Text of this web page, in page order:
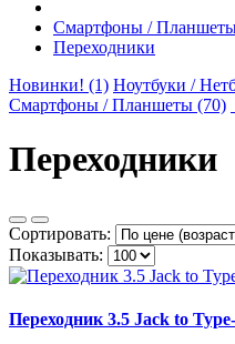
Смартфоны /
Переходники
Новинки! (1) Ноутбуки /
Смартфоны / Планшеты (70)
Переходники
Сортировать:
Показывать:
Переходник 3.5 Jack to